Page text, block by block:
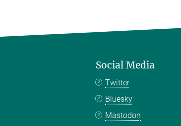
Social Media
Twitter
Bluesky
Mastodon